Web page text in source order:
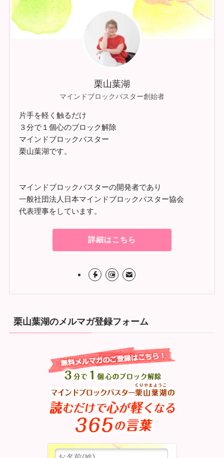
栗山葉湖
マインドブロックバスター創始者
片手を軽く触るだけ
３分で１個心のブロック解除
マインドブロックバスター
栗山葉湖です。
マインドブロックバスターの開発者であり
一般社団法人日本マインドブロックバスター協会
代表理事をしています。
詳細はこちら
栗山葉湖のメルマガ登録フォーム